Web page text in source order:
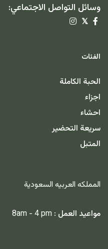
وسائل التواصل الاجتماعي:
𝕏
الفئات
الحبة الكاملة
اجزاء
احشاء
سريعة التحضير
المتبل
المملكه العربيه السعودية
مواعيد العمل : 8am - 4 pm